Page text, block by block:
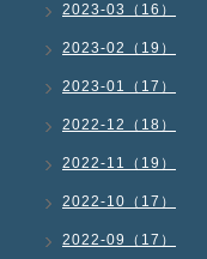
2023-03（16）
2023-02（19）
2023-01（17）
2022-12（18）
2022-11（19）
2022-10（17）
2022-09（17）